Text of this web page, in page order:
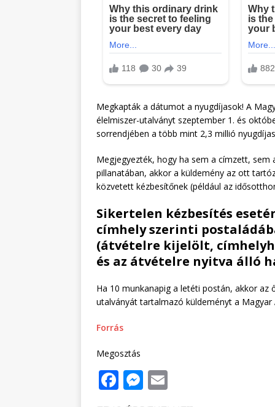
Megkapták a dátumot a nyugdíjasok! A
élelmiszer-utalványt szeptember 1. és
sorrendjében a több mint 2,3 millió
Megjegyezték, hogy ha sem a címzett,
pillanatában, akkor a küldemény az ott
közvetett kézbesítőnek (például az
Sikertelen kézbesítés
címhely szerinti
(átvételre kijelölt,
és az átvételre nyitva álló
Ha 10 munkanapig a letéti postán, akkor
utalványát tartalmazó küldeményt a Magyar
Forrás
Megosztás
F
a
M